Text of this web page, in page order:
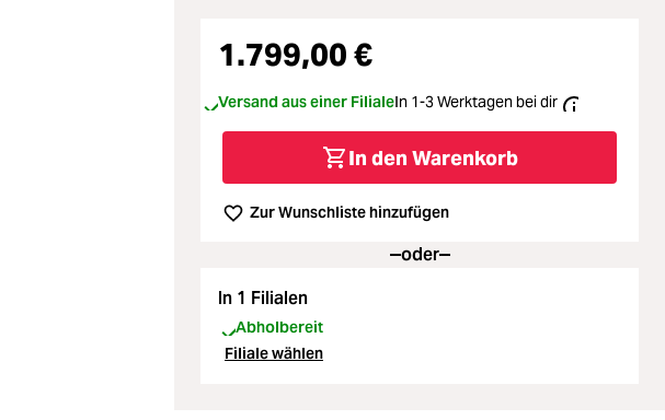
1.799,00 €
Versand aus einer FilialeIn 1-3 Werktagen bei dir
In den Warenkorb
Zur Wunschliste hinzufügen
oder
In 1 Filialen
Abholbereit
Filiale wählen